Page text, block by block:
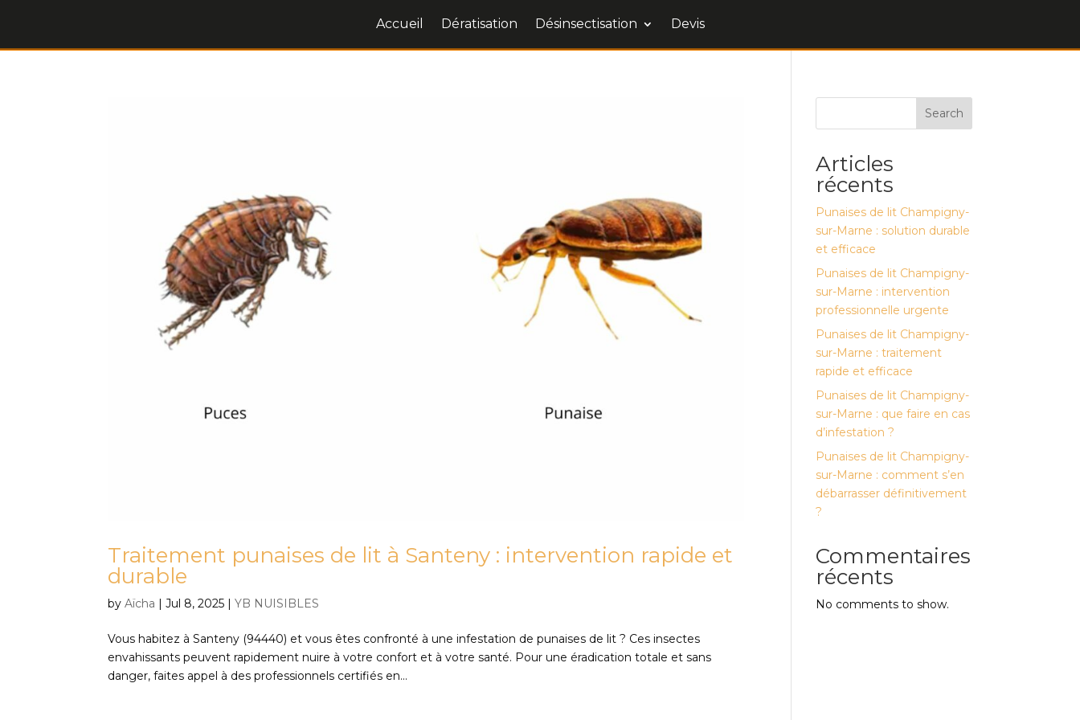
Accueil Dératisation Désinsectisation Devis
Traitement punaises de lit à Santeny : intervention rapide et
durable
byAïcha |Jul 8, 2025 |YB NUISIBLES
Vous habitez à Santeny (94440) et vous êtes confronté à une infestation de punaises de lit ? Ces insectes
envahissants peuvent rapidement nuire à votre confort et à votre santé. Pour une éradication totale et sans
danger, faites appel à des professionnels certifiés en...
Search
Articles
récents
Punaises de lit Champigny-
sur-Marne : solution durable
et efficace
Punaises de lit Champigny-
sur-Marne : intervention
professionnelle urgente
Punaises de lit Champigny-
sur-Marne : traitement
rapide et efficace
Punaises de lit Champigny-
sur-Marne : que faire en cas
d’infestation ?
Punaises de lit Champigny-
sur-Marne : comment s’en
débarrasser définitivement
?
Commentaires
récents
No comments to show.